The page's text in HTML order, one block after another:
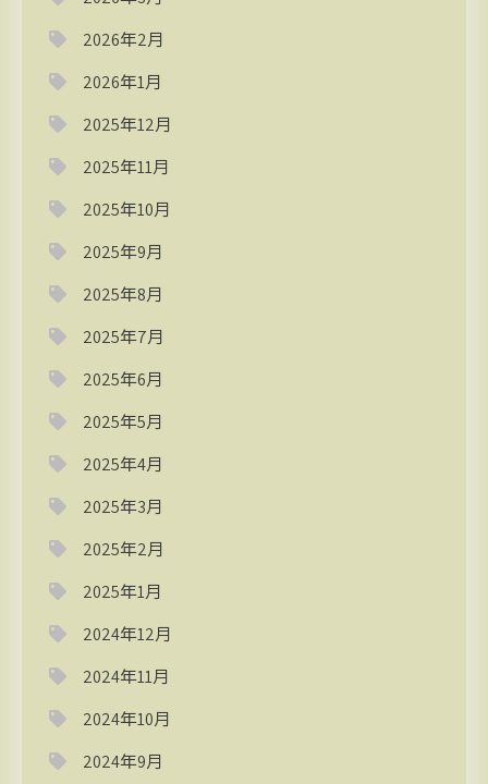
2026年2月
2026年1月
2025年12月
2025年11月
2025年10月
2025年9月
2025年8月
2025年7月
2025年6月
2025年5月
2025年4月
2025年3月
2025年2月
2025年1月
2024年12月
2024年11月
2024年10月
2024年9月